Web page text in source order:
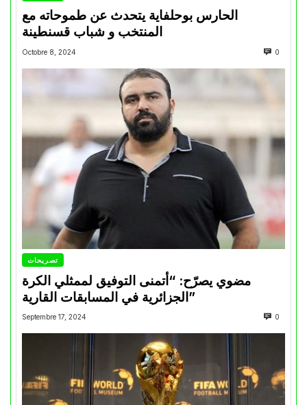
الحارس بوحلفاية يتحدث عن طموحاته مع
المنتخب و شباب قسنطينة
Octobre 8, 2024 0
تصريحات
مضوي يصرّح: “أتمنى التوفيق لممثلي الكرة
الجزائرية في المسابقات القارية”
Septembre 17, 2024 0